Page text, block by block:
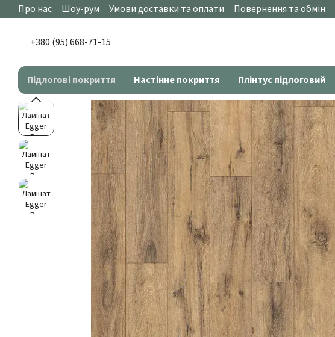
Перейти до основного контенту
Про нас Шоу-рум Умови доставки та оплати Повернення та обмін
+380 (95) 668-71-15
Підлогові покриття Настінне покриття Плінтус підлоговий